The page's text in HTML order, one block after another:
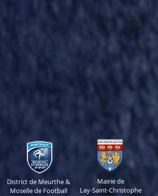
District de Meurthe &
Moselle de Football
Mairie de
Lay-Saint-Christophe